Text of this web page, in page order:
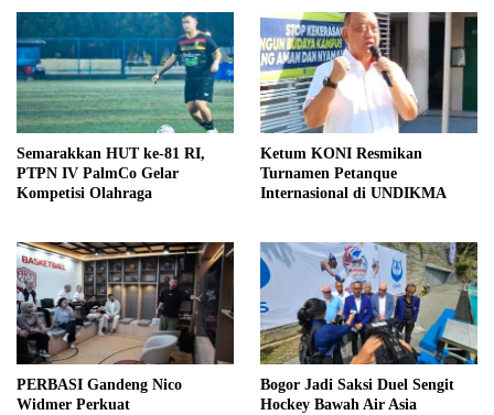
Semarakkan HUT ke-81 RI,
PTPN IV PalmCo Gelar
Kompetisi Olahraga
Ketum KONI Resmikan
Turnamen Petanque
Internasional di UNDIKMA
PERBASI Gandeng Nico
Widmer Perkuat
Bogor Jadi Saksi Duel Sengit
Hockey Bawah Air Asia